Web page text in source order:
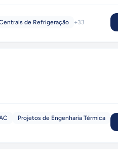
de Refrigeração +33
Projetos de Engenharia Térmica